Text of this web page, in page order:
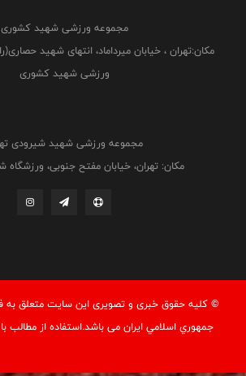
مجموعه ورزشی شهید کشوری
مکان:تهران ، خیابان میرداماد، انتهای شهید
ورزشی شهید کشوری
مجموعه ورزشی شهید شیرودی
مکان: تهران، خیابان مفتح جنوبی،
© کليه حقوق خبری و تصويری اين سايت متعلق به
جمهوري اسلامي ايران می باشد.استفاده از مطالب